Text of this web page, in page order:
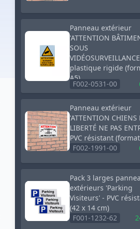
Panneau extérieur
'ATTENTION
SOUS
plastique rigide
A5)
F002-0531-00
Panneau extérieur
'ATTENTION CHIENS
LIBERTÉ NE PAS
PVC résistant
F002-1991-00
Pack 3 larges
extérieurs 'Parking
Visiteurs' - PVC
(42 x 14 cm)
F001-1232-62